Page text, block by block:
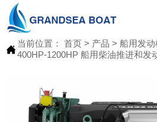

当前位置： 首页> 产品 > 船用发动
400HP-1200HP 船用柴油推进和发